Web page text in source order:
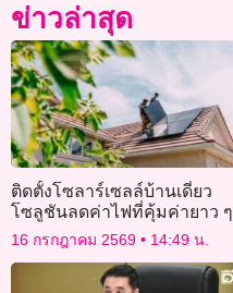
ข่าวล่าสุด
ติดตั้งโซลาร์เซลล์บ้านเดี่ยว
โซลูชันลดค่าไฟที่คุ้มค่ายาว ๆ
16 กรกฎาคม 2569 14:49 น.